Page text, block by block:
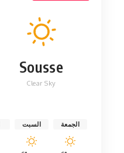
Sousse
Clear Sky
الجمعة السبت